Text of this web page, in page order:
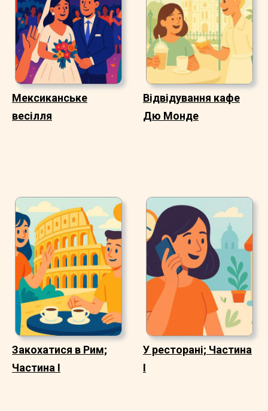
Мексиканське
весілля
Відвідування кафе
Дю Монде
Закохатися в Рим;
Частина I
У ресторані; Частина
I